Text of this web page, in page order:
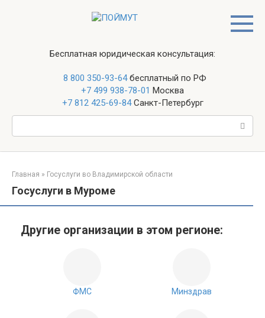
Бесплатная юридическая консультация:
8 800 350-93-64бесплатный по РФ
+7 499 938-78-01 Москва
+7 812 425-69-84Санкт-Петербург
Главная » Госуслуги во Владимирской области
Госуслуги в Муроме
Другие организации в этом регионе:
ФМС Минздрав